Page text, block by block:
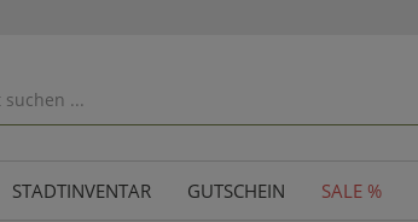
STADTINVENTAR GUTSCHEIN SALE %